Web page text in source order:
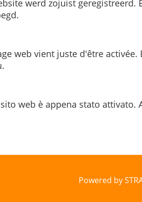
werd zojuist
web vient juste d'être
web è appena stato attivato.
Powered by